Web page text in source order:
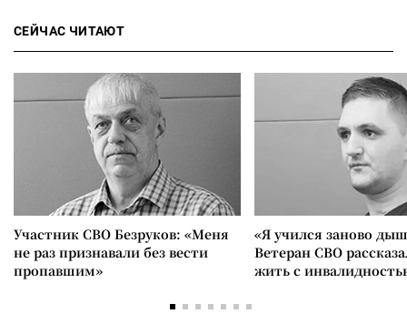
СЕЙЧАС ЧИТАЮТ
Участник СВО Безруков: «Меня
не раз признавали без вести
пропавшим»
«Я учился заново
Ветеран СВО
жить с